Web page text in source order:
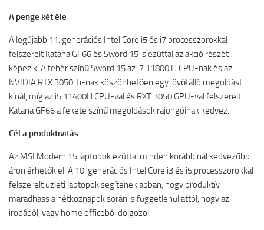
A penge két éle
A legújabb 11. generációs Intel Core i5 és i7 processzorokkal
felszerelt Katana GF66 és Sword 15 is ezúttal az akció részét
képezik. A fehér színű Sword 15 az i7 11800 H CPU-nak és az
NVIDIA RTX 3050 Ti-nak köszönhetően egy jövőtálló megoldást
kínál, míg az i5 11400H CPU-val és RXT 3050 GPU-val felszerelt
Katana GF66 a fekete színű megoldások rajongóinak kedvez.
Cél a produktivitás
Az MSI Modern 15 laptopok ezúttal minden korábbinál kedvezőbb
áron érhetők el. A 10. generációs Intel Core i3 és i5 processzorokkal
felszerelt üzleti laptopok segítenek abban, hogy produktív
maradhass a hétköznapok során is függetlenül attól, hogy az
irodából, vagy home officeból dolgozol.